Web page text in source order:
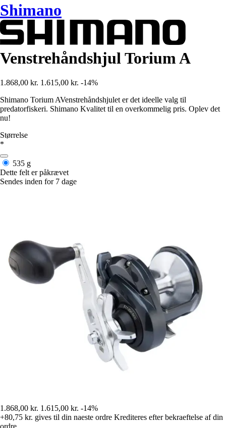
Shimano
Venstrehåndshjul Torium A
1.868,00 kr. 1.615,00 kr. -14%
Shimano Torium AVenstrehåndshjulet er det ideelle valg til
predatorfiskeri. Shimano Kvalitet til en overkommelig pris. Oplev det
nu!
Størrelse
*
535 g
Dette felt er påkrævet
Sendes inden for 7 dage
1.868,00 kr. 1.615,00 kr. -14%
+80,75 kr. gives til din naeste ordre Krediteres efter bekraeftelse af din